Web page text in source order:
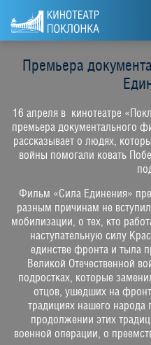
Премьера
16 апреля в кинотеатре
премьера документального
рассказывает о людях,
войны помогали ковать
Фильм «Сила Единения»
разным причинам не
мобилизации, о тех, кто
наступательную силу
единстве фронта и тыла
Великой Отечественной
подростках, которые
отцов, ушедших на
традициях нашего народа
продолжении этих
военной операции, о